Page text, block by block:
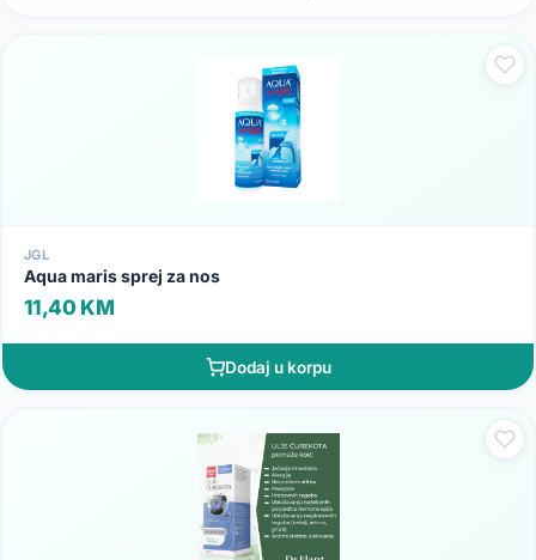
JGL
Aqua maris sprej za nos
11,40 KM
Dodaj u korpu